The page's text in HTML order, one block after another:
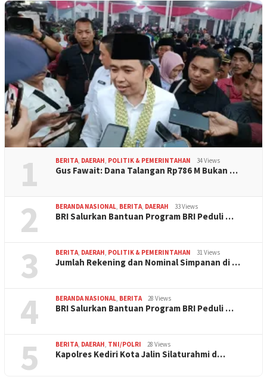
1 BERITA, DAERAH, POLITIK & PEMERINTAHAN 34 Views
Gus Fawait: Dana Talangan Rp786 M Bukan …
2 BERANDA NASIONAL, BERITA, DAERAH 33 Views
BRI Salurkan Bantuan Program BRI Peduli …
3 BERITA, DAERAH, POLITIK & PEMERINTAHAN 31 Views
Jumlah Rekening dan Nominal Simpanan di …
4 BERANDA NASIONAL, BERITA 28 Views
BRI Salurkan Bantuan Program BRI Peduli …
5 BERITA, DAERAH, TNI/POLRI 28 Views
Kapolres Kediri Kota Jalin Silaturahmi d…